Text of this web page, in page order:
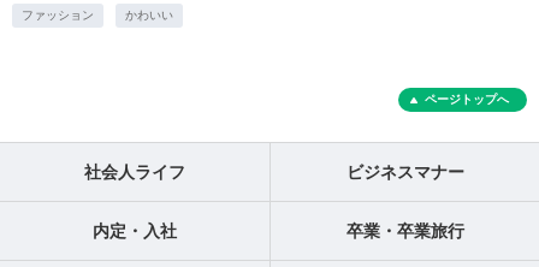
ファッション かわいい
ページトップへ
社会人ライフ ビジネスマナー
内定・入社 卒業・卒業旅行